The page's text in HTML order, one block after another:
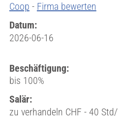
Coop - Firma bewerten
Datum:
2026-06-16
Beschäftigung:
bis 100%
Salär:
zu verhandeln CHF - 40